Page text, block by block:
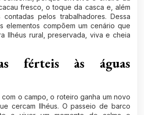
fresco, o toque da casca e, além
contadas pelos trabalhadores. Dessa
elementos compõem um cenário que
Ilhéus rural, preservada, viva e cheia
férteis às águas
o campo, o roteiro ganha um novo
cercam Ilhéus. O passeio de barco